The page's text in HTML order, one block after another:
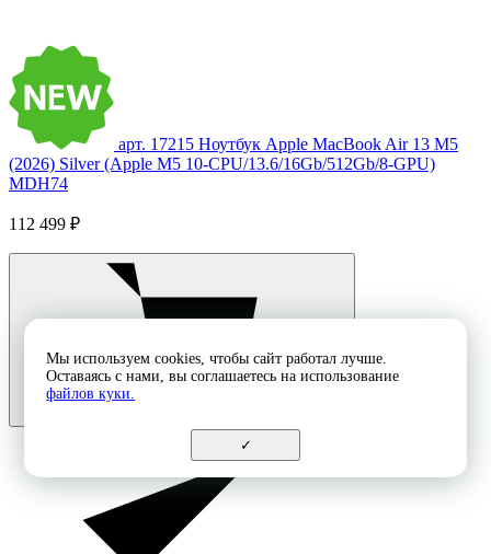
арт. 17215 Ноутбук Apple MacBook Air 13 M5
(2026) Silver (Apple M5 10-CPU/13.6/16Gb/512Gb/8-GPU)
MDH74
112 499 ₽
Мы используем cookies, чтобы сайт работал лучше.
Оставаясь с нами, вы соглашаетесь на использование
файлов куки.
✓